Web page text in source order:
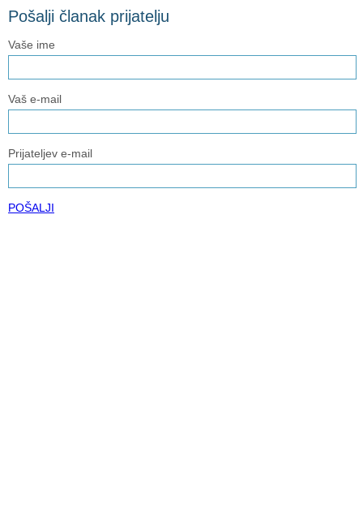
Pošalji članak prijatelju
Vaše ime
Vaš e-mail
Prijateljev e-mail
POŠALJI